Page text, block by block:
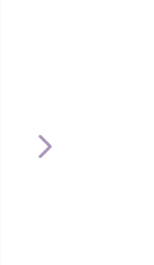
Coony Mascarilla